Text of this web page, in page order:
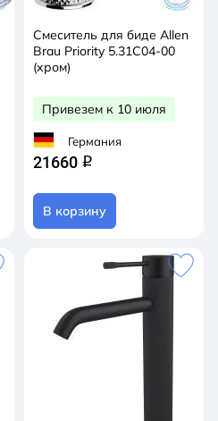
Смеситель для биде Allen
Brau Priority 5.31С04-00
(хром)
Привезем к 10 июля
Германия
21660 q
В корзину